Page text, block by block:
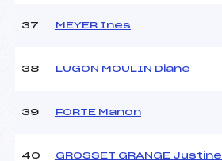
37 MEYER Ines
38 LUGON MOULIN Diane
39 FORTE Manon
40 GROSSET GRANGE Justine